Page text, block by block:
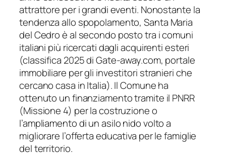
attrattore per i grandi eventi. Nonostante la
tendenza allo spopolamento, Santa Maria
del Cedro è al secondo posto tra i comuni
italiani più ricercati dagli acquirenti esteri
(classifica 2025 di Gate-away.com, portale
immobiliare per gli investitori stranieri che
cercano casa in Italia). Il Comune ha
ottenuto un finanziamento tramite il PNRR
(Missione 4) per la costruzione o
l’ampliamento di un asilo nido volto a
migliorare l’offerta educativa per le famiglie
del territorio.